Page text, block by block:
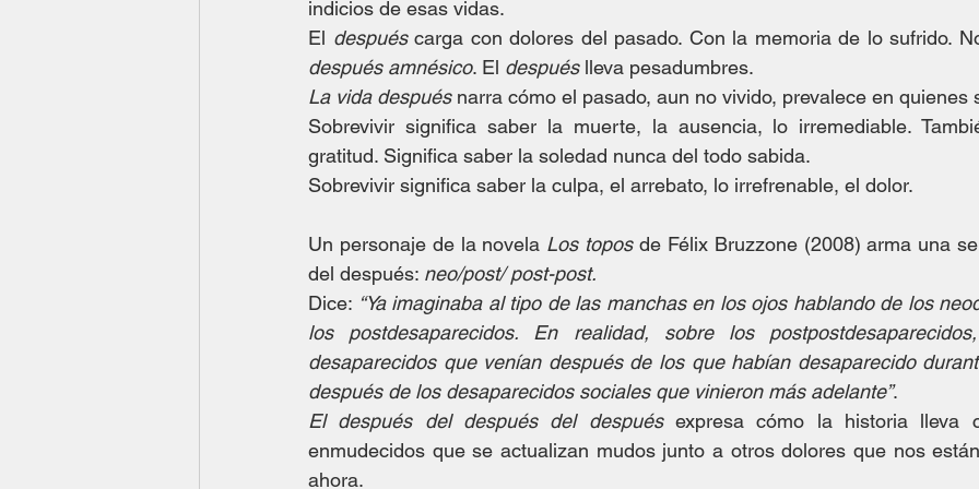
indicios de esas vidas.
El después
después amnésico. El después lleva pesadumbres.
La vida después narra cómo el pasado, aun no vivido, prevalece en quienes
Sobrevivir significa saber la muerte, la ausencia, lo irremediable.
gratitud. Significa saber la soledad nunca del todo sabida.
Sobrevivir significa saber la culpa, el arrebato, lo irrefrenable, el dolor.
Un personaje de la novela Los topos de Félix Bruzzone (2008) arma una
del después: neo/post/ post-post.
Dice: “Ya imaginaba al tipo de las manchas en los ojos hablando de los
los postdesaparecidos. En realidad, sobre los
desaparecidos que venían después de los que habían desaparecido
después de los desaparecidos sociales que vinieron más adelante”.
El después del después del después expresa cómo la historia lleva
enmudecidos que se actualizan mudos junto a otros dolores que nos
ahora.